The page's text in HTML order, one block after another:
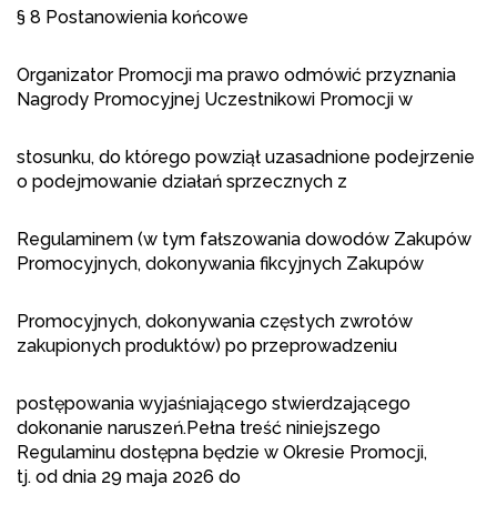
§ 8 Postanowienia końcowe
Organizator Promocji ma prawo odmówić przyznania
Nagrody Promocyjnej Uczestnikowi Promocji w
stosunku, do którego powziął uzasadnione podejrzenie
o podejmowanie działań sprzecznych z
Regulaminem (w tym fałszowania dowodów Zakupów
Promocyjnych, dokonywania fikcyjnych Zakupów
Promocyjnych, dokonywania częstych zwrotów
zakupionych produktów) po przeprowadzeniu
postępowania wyjaśniającego stwierdzającego
dokonanie naruszeń.Pełna treść niniejszego
Regulaminu dostępna będzie w Okresie Promocji,
tj. od dnia 29 maja 2026 do